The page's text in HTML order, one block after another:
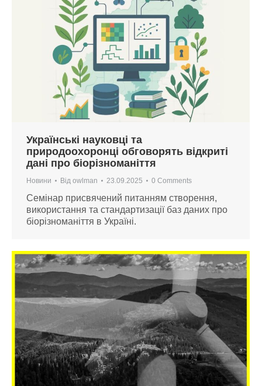
Українські науковці та
природоохоронці обговорять відкриті
дані про біорізноманіття
Новини Від owlman 23.09.2025 0 Comments
Семінар присвячений питанням створення,
використання та стандартизації баз даних про
біорізноманіття в Україні.